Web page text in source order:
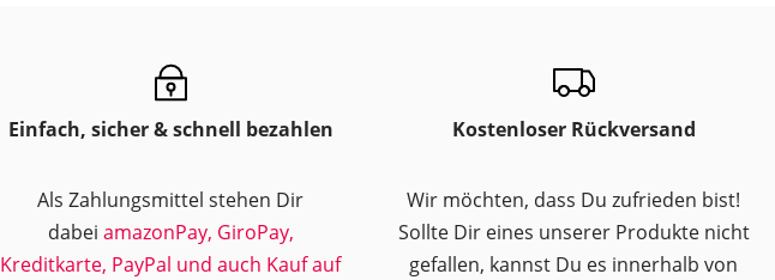
Einfach, sicher & schnell bezahlen
Als Zahlungsmittel stehen Dir
dabei amazonPay, GiroPay,
Kreditkarte, PayPal und auch Kauf auf
Kostenloser Rückversand
Wir möchten, dass Du zufrieden bist!
Sollte Dir eines unserer Produkte nicht
gefallen, kannst Du es innerhalb von